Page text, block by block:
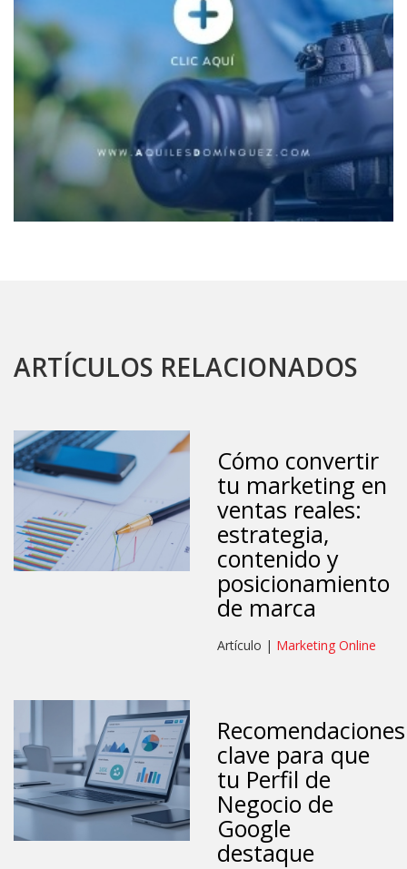
ARTÍCULOS RELACIONADOS
Cómo convertir
tu marketing en
ventas reales:
estrategia,
contenido y
posicionamiento
de marca
Artículo | Marketing Online
Recomendaciones
clave para que
tu Perfil de
Negocio de
Google
destaque